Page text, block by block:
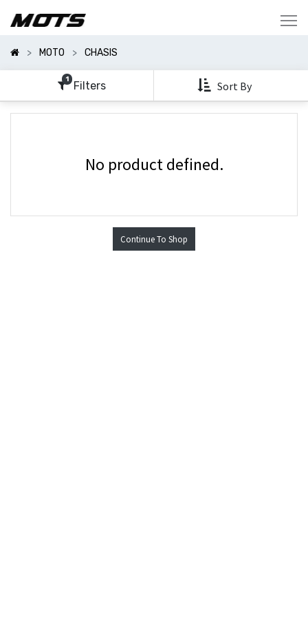
MOTO CHASIS
1 Filters Sort By
Categorías
Mostrar
Opciones
No product defined.
Continue To Shop